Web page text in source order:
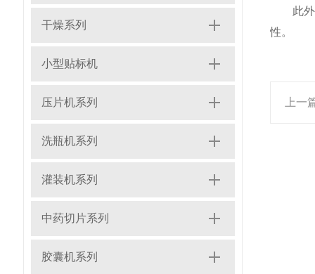
干燥系列
小型贴标机
压片机系列
洗瓶机系列
灌装机系列
中药切片系列
胶囊机系列
此外，
性。
上一